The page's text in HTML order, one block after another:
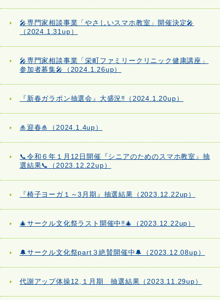
🎤専門家相談事業「やさしいスマホ教室」開催決定🎤
（2024.1.31up）
🎤専門家相談事業「栄町ファミリークリニック健康講座」
参加者募集🎤（2024.1.26up）
『新春ガラポン抽選会』大盛況‼（2024.1.20up）
🎍迎春🎍（2024.1.4up）
📞令和６年１月12日開催『シニアのためのスマホ教室』抽
選結果📞（2023.12.22up）
『椅子ヨーガ１～3月期』抽選結果（2023.12.22up）
🎄サークル文化祭ラスト開催中‼🎄（2023.12.22up）
🔔サークル文化祭part３絶賛開催中🔔（2023.12.08up）
代謝アップ体操12,１月期 抽選結果（2023.11.29up）